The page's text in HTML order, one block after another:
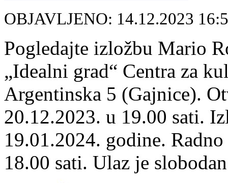
OBJAVLJENO: 14.12.2023
Pogledajte izložbu Mario
„Idealni grad“ Centra za
Argentinska 5 (Gajnice).
20.12.2023. u 19.00 sati.
19.01.2024. godine.
18.00 sati. Ulaz je